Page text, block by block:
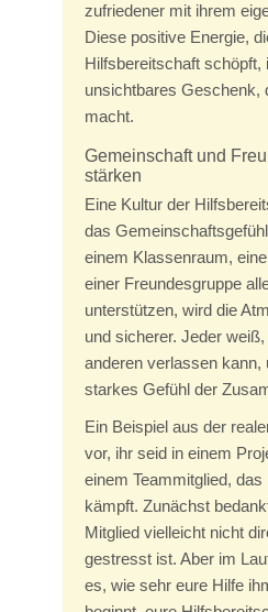
zufriedener mit ihrem
Diese positive Energie,
Hilfsbereitschaft schöpft,
unsichtbares Geschenk,
macht.
Gemeinschaft und
stärken
Eine Kultur der
das
einem Klassenraum,
einer Freundesgruppe
unterstützen, wird die
und sicherer. Jeder
anderen verlassen kann,
starkes Gefühl der
Ein Beispiel aus der
vor, ihr seid in einem
einem Teammitglied,
kämpft. Zunächst
Mitglied vielleicht nicht
gestresst ist. Aber im
es, wie sehr eure Hilfe